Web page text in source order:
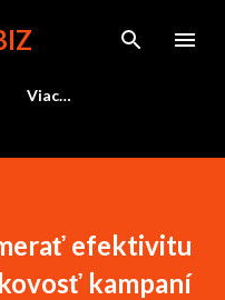
obsah
Viac…
efektivitu
kampaní